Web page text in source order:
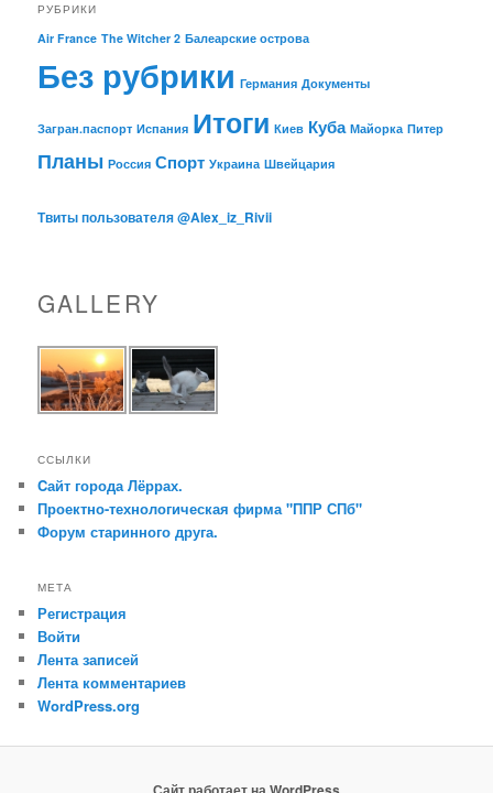
РУБРИКИ
Air France The Witcher 2 Балеарские острова
Без рубрики Германия Документы
Загран.паспорт Испания Итоги Киев Куба Майорка Питер
Планы Россия Спорт Украина Швейцария
Твиты пользователя @Alex_iz_Rivii
GALLERY
ССЫЛКИ
Cайт города Лёррах.
Проектно-технологическая фирма "ППР СПб"
Форум старинного друга.
МЕТА
Регистрация
Войти
Лента записей
Лента комментариев
WordPress.org